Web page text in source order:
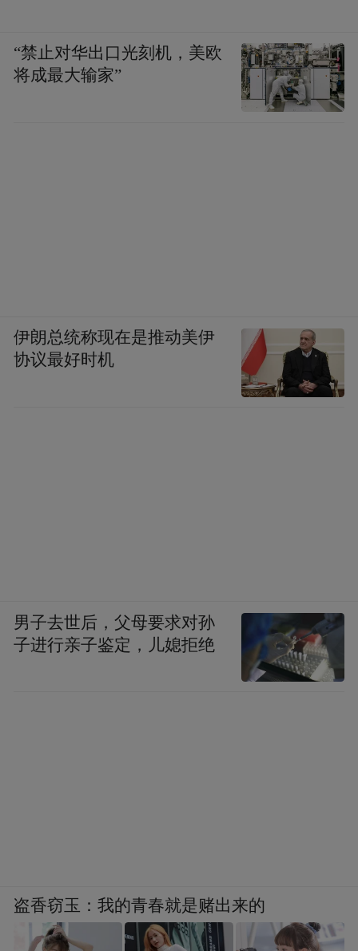
“禁止对华出口光刻机，美欧
将成最大输家”
伊朗总统称现在是推动美伊
协议最好时机
男子去世后，父母要求对孙
子进行亲子鉴定，儿媳拒绝
盗香窃玉：我的青春就是赌出来的